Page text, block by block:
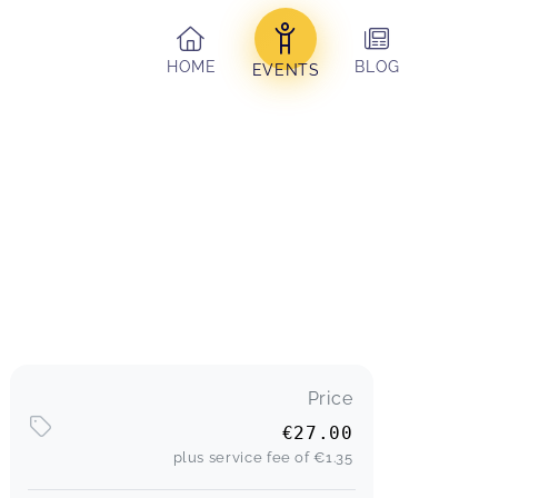
HOME
EVENTS BLOG
Price
€27.00
plus service fee of€1.35